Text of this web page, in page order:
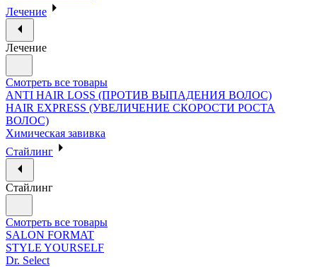
Лечение
Лечение
Смотреть все товары
ANTI HAIR LOSS (ПРОТИВ ВЫПАДЕНИЯ ВОЛОС)
HAIR EXPRESS (УВЕЛИЧЕНИЕ СКОРОСТИ РОСТА
ВОЛОС)
Химическая завивка
Стайлинг
Стайлинг
Смотреть все товары
SALON FORMAT
STYLE YOURSELF
Dr. Select